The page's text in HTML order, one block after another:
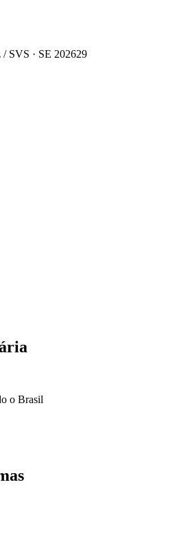
/ SVS · SE 202629
o Brasil